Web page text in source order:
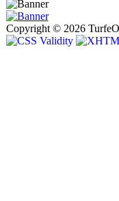
Copyright © 2026